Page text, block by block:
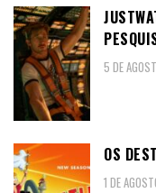
5 DE
OS
1 DE